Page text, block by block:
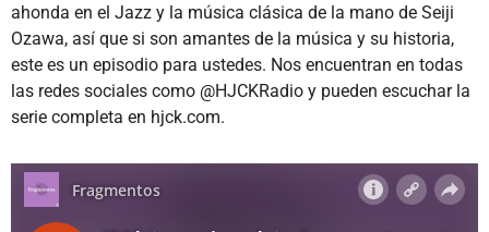
ahonda en el Jazz y la música clásica de la mano de Seiji
Ozawa, así que si son amantes de la música y su historia,
este es un episodio para ustedes. Nos encuentran en todas
las redes sociales como @HJCKRadio y pueden escuchar la
serie completa en hjck.com.